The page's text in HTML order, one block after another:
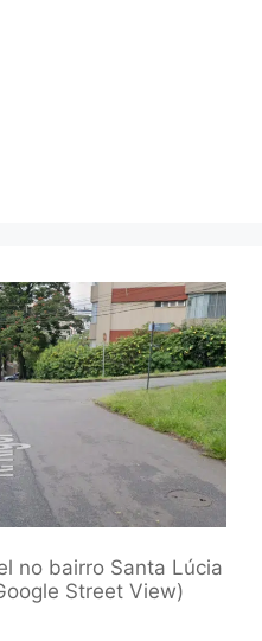
no bairro Santa Lúcia
Street View)